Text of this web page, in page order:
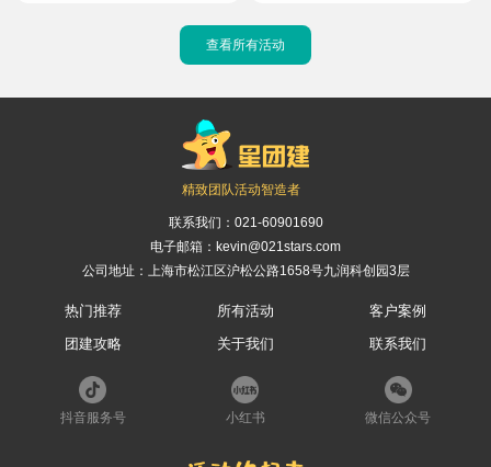
查看所有活动
精致团队活动智造者
联系我们： 021-60901690
电子邮箱：kevin@021stars.com
公司地址：上海市松江区沪松公路1658号九润科创园3层
热门推荐 所有活动
客户案例
团建攻略
关于我们 联系我们
抖音服务号 小红书 微信公众号